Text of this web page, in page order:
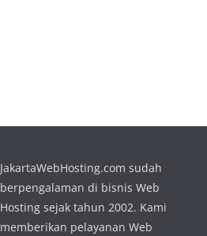
JakartaWebHosting.com sudah
berpengalaman di bisnis Web
Hosting sejak tahun 2002. Kami
memberikan pelayanan Web